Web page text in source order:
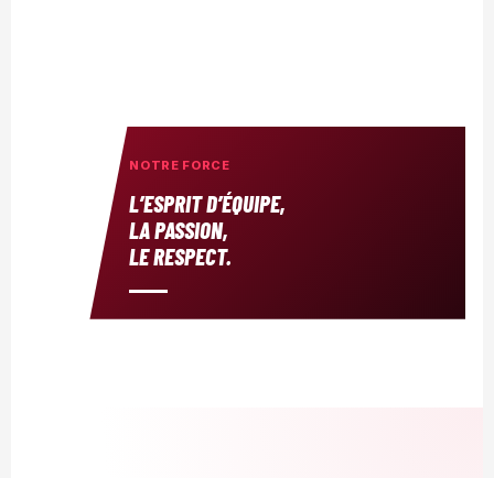
NOTRE FORCE
L’ESPRIT D’ÉQUIPE,
LA PASSION,
LE RESPECT.